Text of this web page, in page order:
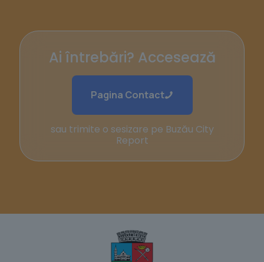
Ai întrebări? Accesează
Pagina Contact
sau trimite o sesizare pe Buzău City
Report